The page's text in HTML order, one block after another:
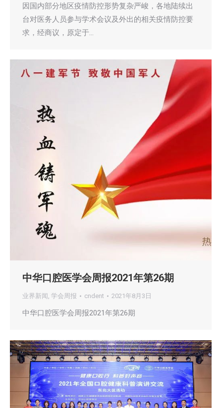
因国内部分地区疫情防控形势复杂严峻，各地陆续出
台对医务人员参与学术会议及外出的相关疫情防控要
求，经商议，原定于…
中华口腔医学会周报2021年第26期
业界新闻 , 学会周报 cndent 2021年8月3日
中华口腔医学会周报2021年第26期